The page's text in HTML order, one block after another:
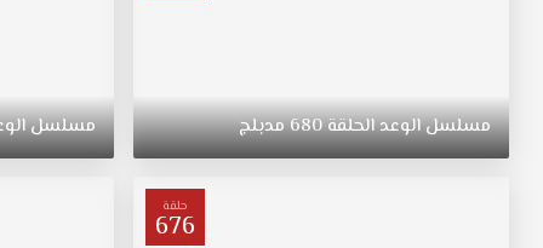
متواضعة
وشابة
وجميلة
مسلسلالوعدالحلقة680مدبلج مسلسل
حلقة
676